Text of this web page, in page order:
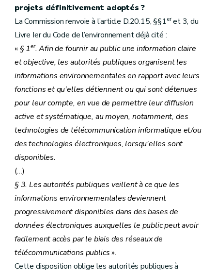
projets définitivement adoptés ?
La Commission renvoie à l’article D.20.15, §§1eret 3, du
Livre Ier du Code de l’environnement déjà cité :
« § 1er. Afin de fournir au public une information claire
et objective, les autorités publiques organisent les
informations environnementales en rapport avec leurs
fonctions et qu'elles détiennent ou qui sont détenues
pour leur compte, en vue de permettre leur diffusion
active et systématique, au moyen, notamment, des
technologies de télécommunication informatique et/ou
des technologies électroniques, lorsqu'elles sont
disponibles.
(…)
§ 3. Les autorités publiques veillent à ce que les
informations environnementales deviennent
progressivement disponibles dans des bases de
données électroniques auxquelles le public peut avoir
facilement accès par le biais des réseaux de
télécommunications publics».
Cette disposition oblige les autorités publiques à